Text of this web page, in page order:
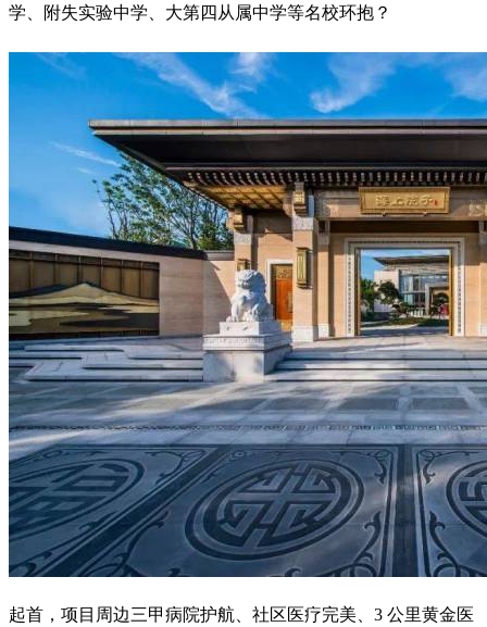
学、附失实验中学、大第四从属中学等名校环抱？
起首，项目周边三甲病院护航、社区医疗完美、3 公里黄金医